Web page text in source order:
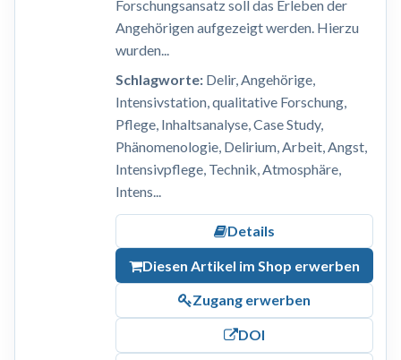
Forschungsansatz soll das Erleben der
Angehörigen aufgezeigt werden. Hierzu
wurden...
Schlagworte:Delir, Angehörige,
Intensivstation, qualitative Forschung,
Pflege, Inhaltsanalyse, Case Study,
Phänomenologie, Delirium, Arbeit, Angst,
Intensivpflege, Technik, Atmosphäre,
Intens...
Details
Diesen Artikel im Shop erwerben
Zugang erwerben
DOI